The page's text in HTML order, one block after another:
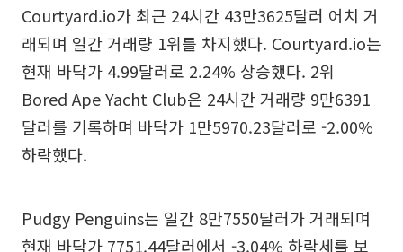
Courtyard.io가 최근 24시간 43만3625달러 어치 거
래되며 일간 거래량 1위를 차지했다. Courtyard.io는
현재 바닥가 4.99달러로 2.24% 상승했다. 2위
Bored Ape Yacht Club은 24시간 거래량 9만6391
달러를 기록하며 바닥가 1만5970.23달러로 -2.00%
하락했다.
Pudgy Penguins는 일간 8만7550달러가 거래되며
현재 바닥가 7751.44달러에서 -3.04% 하락세를 보